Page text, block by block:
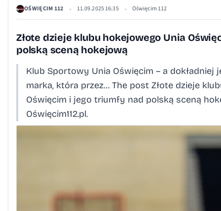
OŚWIĘCIM 112 • 11.09.2025 16:35 • Oświęcim 112
Złote dzieje klubu hokejowego Unia
polską sceną hokejową
Klub Sportowy Unia Oświęcim – a dokładniej
marka, która przez… The post Złote dzieje
Oświęcim i jego triumfy nad polską sceną
Oświęcim112.pl.